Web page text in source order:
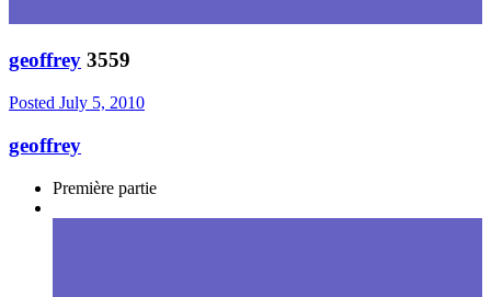
geoffrey 3559
Posted July 5, 2010
geoffrey
Première partie